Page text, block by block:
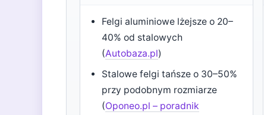
Felgi aluminiowe lżejsze o 20–
40% od stalowych
(Autobaza.pl)
Stalowe felgi tańsze o 30–50%
przy podobnym rozmiarze
(Oponeo.pl – poradnik